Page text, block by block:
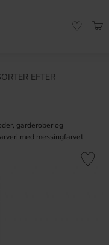
EFTER
garderober og
med messingfarvet
Gem
|